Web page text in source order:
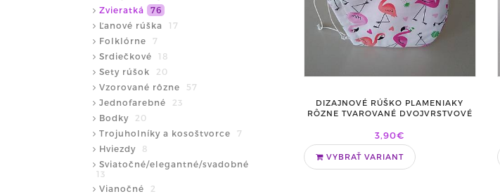
Zvieratká
76
Ľanové rúška
17
Folklórne
7
Srdiečkové
18
Sety rúšok
20
Vzorované rôzne
57
Jednofarebné
23
Bodky
20
Trojuholníky a kosoštvorce
7
Hviezdy
8
Sviatočné/elegantné/svadobné
13
Vianočné
2
DIZAJNOVÉ RÚŠKO PLAMENIAKY
RÔZNE TVAROVANÉ DVOJVRSTVOVÉ
3,90€
VYBRAŤ VARIANT